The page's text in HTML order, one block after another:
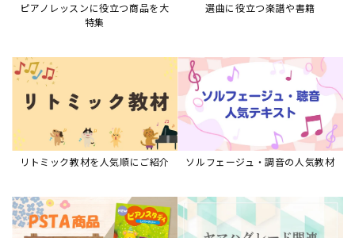
ピアノレッスンに役立つ商品を大
特集
選曲に役立つ楽譜や書籍
リトミック教材を人気順にご紹介 ソルフェージュ・調音の人気教材